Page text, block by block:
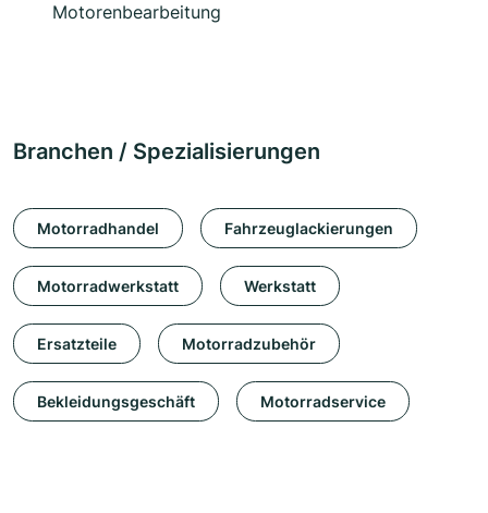
Motorenbearbeitung
Branchen / Spezialisierungen
Motorradhandel Fahrzeuglackierungen
Motorradwerkstatt Werkstatt
Ersatzteile Motorradzubehör
Bekleidungsgeschäft Motorradservice